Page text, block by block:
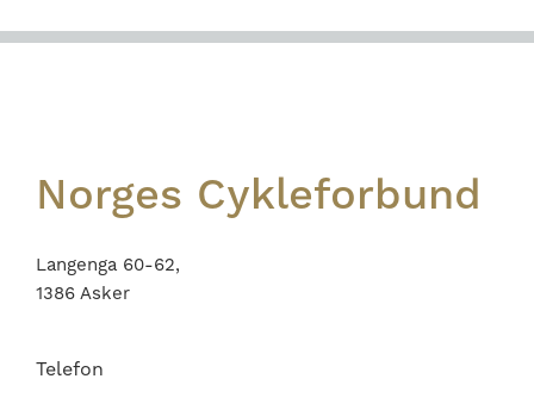
Footer
Norges Cykleforbund
Langenga 60-62,
1386 Asker
Telefon